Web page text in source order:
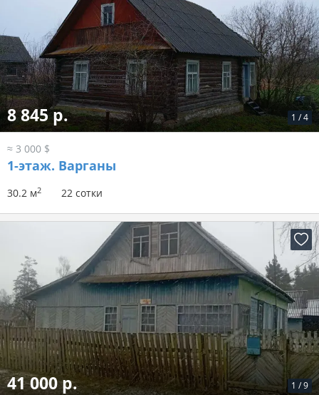
1 /4
8 845 р.
≈ 3 000 $
1-этаж. Варганы
30.2 м2 22 сотки
1 /9
41 000 р.